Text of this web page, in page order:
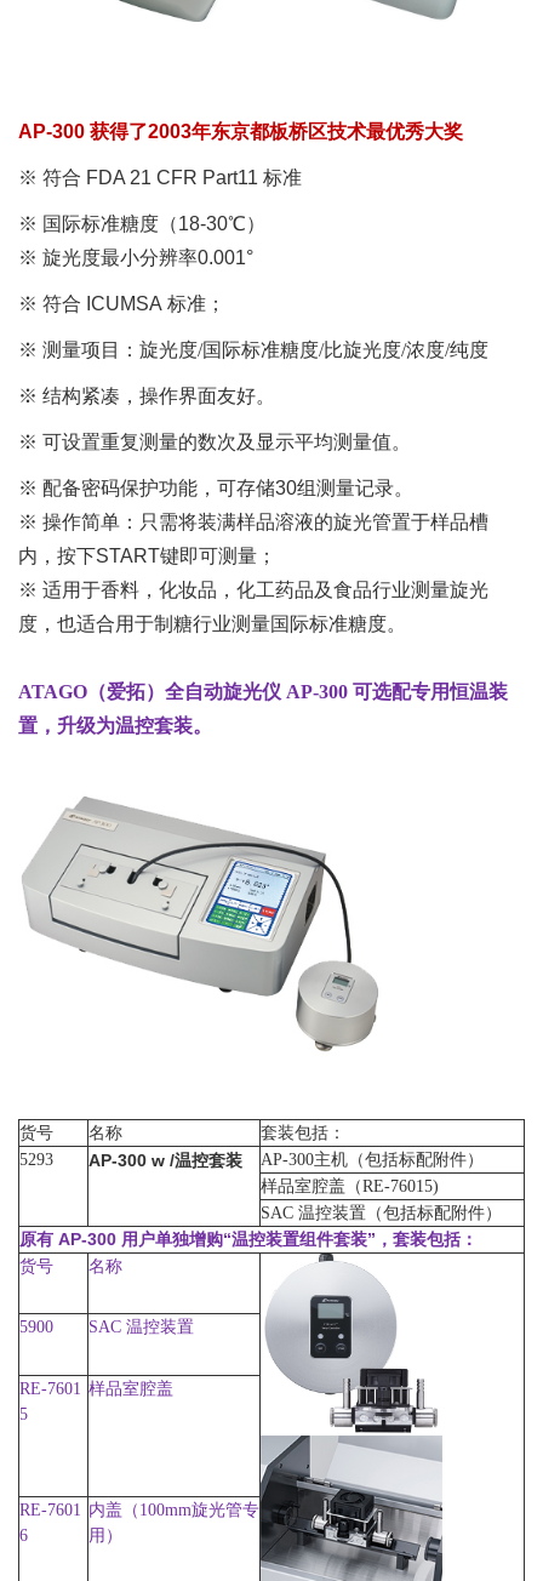
AP-300 获得了2003年东京都板桥区技术最优秀大奖
※ 符合 FDA 21 CFR Part11 标准
※ 国际标准糖度 （18-30℃）
※ 旋光度最小分辨率0.001°
※ 符合 ICUMSA 标准；
※ 测量项目：旋光度/国际标准糖度/比旋光度/浓度/纯度
※ 结构紧凑，操作界面友好。
※ 可设置重复测量的数次及显示平均测量值。
※ 配备密码保护功能，可存储30组测量记录。
※ 操作简单：只需将装满样品溶液的旋光管置于样品槽
内，按下START键即可测量；
※ 适用于香料，化妆品，化工药品及食品行业测量旋光
度，也适合用于制糖行业测量国际标准糖度。
ATAGO（爱拓）全自动旋光仪 AP-300 可选配专用恒温装
置，升级为温控套装。
货号 名称
套装包括：
5293
AP-300 w /温控套装
AP-300主机（包括标配附件）
样品室腔盖（RE-76015)
SAC 温控装置（包括标配附件）
原有 AP-300 用户单独增购“温控装置组件套装”，套装包括：
货号 名称
5900 SAC 温控装置
RE-7601
5
样品室腔盖
RE-7601
6
内盖（100mm旋光管专
用）